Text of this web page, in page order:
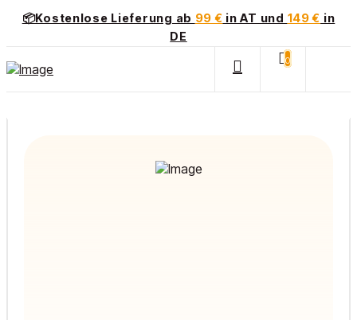
📦Kostenlose Lieferung ab 99 € in AT und 149 € in
DE
0